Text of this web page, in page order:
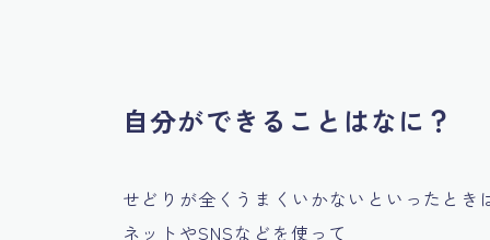
自分ができることはなに？
せどりが全くうまくいかないといったとき
ネットやSNSなどを使って